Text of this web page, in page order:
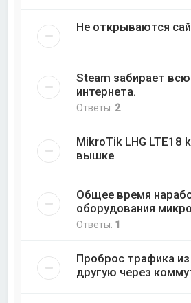
Не открываются
Steam забирает
интернета.
Ответы: 2
MikroTik LHG LTE18
вышке
Общее время
оборудования
Ответы: 1
Проброс трафика
другую через